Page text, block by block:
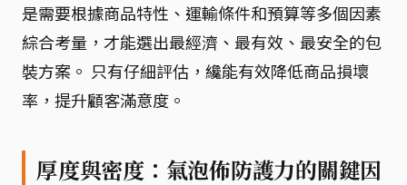
是需要根據商品特性、運輸條件和預算等多個因素
綜合考量，才能選出最經濟、最有效、最安全的包
裝方案。 只有仔細評估，纔能有效降低商品損壞
率，提升顧客滿意度。
厚度與密度：氣泡佈防護力的關鍵因